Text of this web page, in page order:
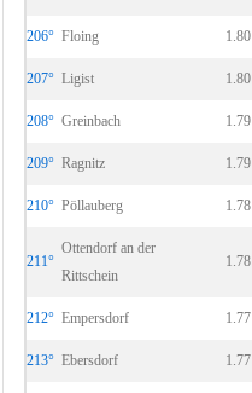
206° Floing 1.80
207° Ligist 1.80
208° Greinbach 1.79
209° Ragnitz 1.79
210° Pöllauberg 1.78
211°
Ottendorf an der
Rittschein
1.78
212° Empersdorf 1.77
213° Ebersdorf 1.77